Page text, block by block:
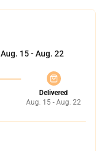
Aug. 15 - Aug. 22
Delivered
Aug. 15 - Aug. 22